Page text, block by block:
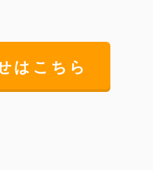
はこちら